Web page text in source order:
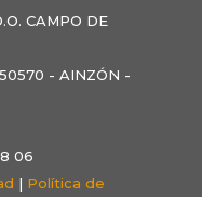
CAMPO DE
- AINZÓN -
06
| Política de